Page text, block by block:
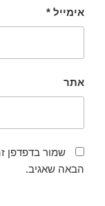
אימייל *
אתר
שמור בדפדפן
הבאה שאגיב.